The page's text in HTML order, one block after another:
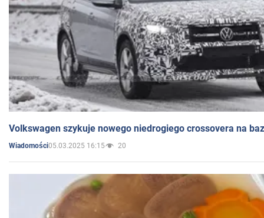
Volkswagen szykuje nowego niedrogiego crossovera na
Wiadomości05.03.2025 16:15 20